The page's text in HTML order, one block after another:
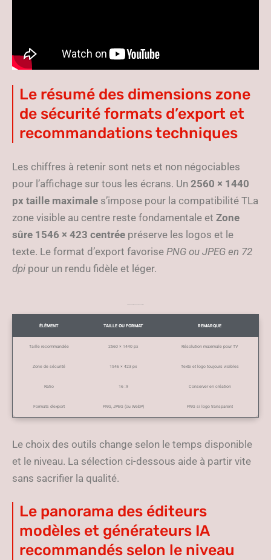
Le résumé des dimensions zone
de sécurité formats d’export et
recommandations techniques
Les chiffres à retenir sont nets et non négociables
pour l’affichage sur tous les écrans. Un 2560 × 1440
px taille maximale s’impose pour la compatibilité TLa
zone visible au centre reste fondamentale et Zone
sûre 1546 × 423 centrée préserve les logos et le
texte. Le format d’export favorise PNG ou JPEG en 72
dpi pour un rendu fidèle et léger.
ÉLÉMENT TAILLE OU FORMAT REMARQUE
Taille recommandée 2560 × 1440 px Résolution maximale pour TV
Zone de sécurité 1546 × 423 px Texte et logo toujours visibles
Ratio 16 :9 Conserver en création
Formats d’export PNG, JPEG (ou WebP) PNG si logo transparent
Le choix des outils change selon le temps disponible
et le niveau. La sélection ci-dessous aide à partir vite
sans sacrifier la qualité.
Le panorama des éditeurs
modèles et générateurs IA
recommandés selon le niveau